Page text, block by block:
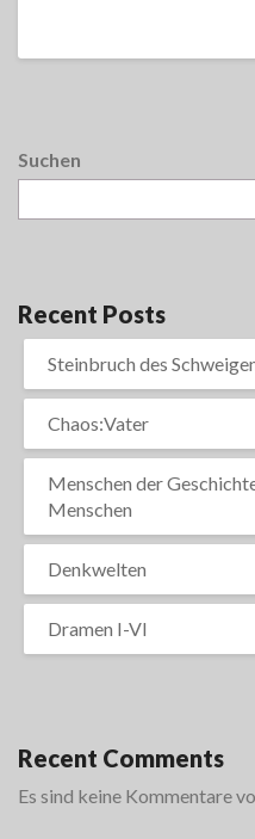
Suchen
Recent Posts
Steinbruch des
Chaos:Vater
Menschen der
Menschen
Denkwelten
Dramen I-VI
Recent Comments
Es sind keine Kommentare